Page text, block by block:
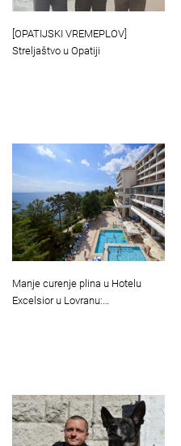
[OPATIJSKI VREMEPLOV]
Streljaštvo u Opatiji
Manje curenje plina u Hotelu
Excelsior u Lovranu:…